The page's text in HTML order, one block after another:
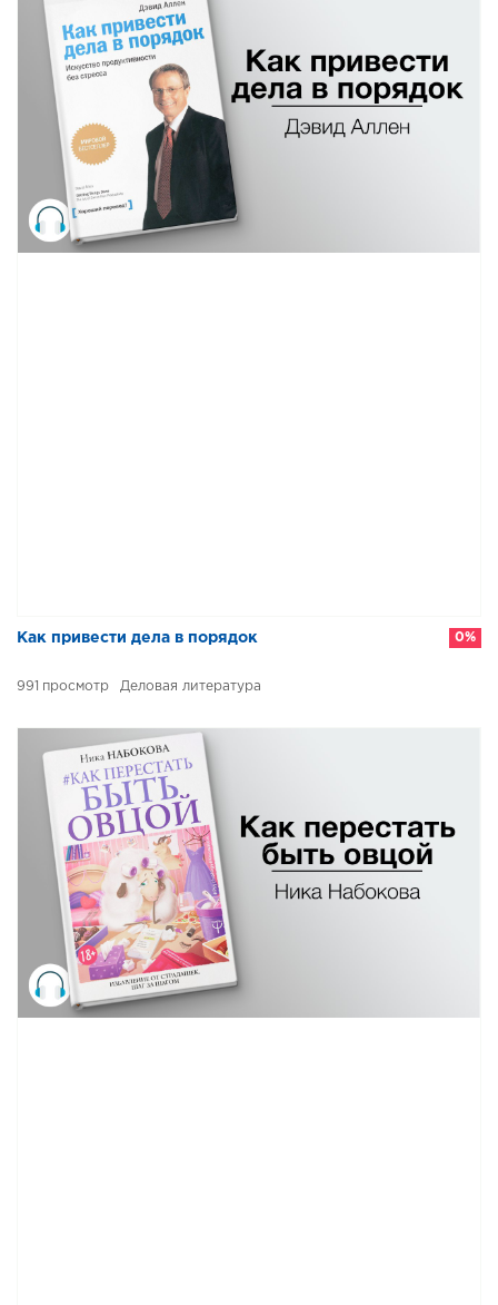
Как привести дела в порядок
991 Деловая литература
0%